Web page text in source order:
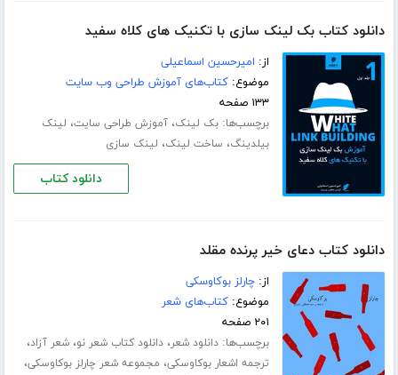
دانلود کتاب بک لینک سازی با تکنیک های کلاه سفید
از: امیرحسین اسماعیلی
موضوع:کتاب‌های آموزش طراحی وب سایت
۱۳۳ صفحه
برچسب‌ها:بک لینک،آموزش طراحی سایت، لینک
بیلدینگ، ساخت لینک، لینک سازی
دانلود کتاب
دانلود کتاب دعای خیر پرنده مقلد
از:چارلز بوکاوسکی
موضوع:کتاب‌های شعر
۲۰۱ صفحه
برچسب‌ها:دانلود شعر،دانلود کتاب شعر نو،شعر آزاد،
ترجمه اشعار بوکاوسکی، مجموعه شعر چارلز بوکاوسکی،